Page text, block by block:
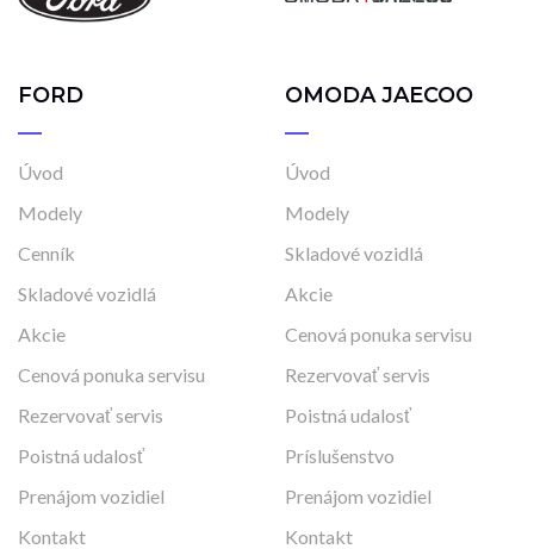
FORD
Úvod
Modely
Cenník
Skladové vozidlá
Akcie
Cenová ponuka servisu
Rezervovať servis
Poistná udalosť
Prenájom vozidiel
Kontakt
OMODA JAECOO
Úvod
Modely
Skladové vozidlá
Akcie
Cenová ponuka servisu
Rezervovať servis
Poistná udalosť
Príslušenstvo
Prenájom vozidiel
Kontakt